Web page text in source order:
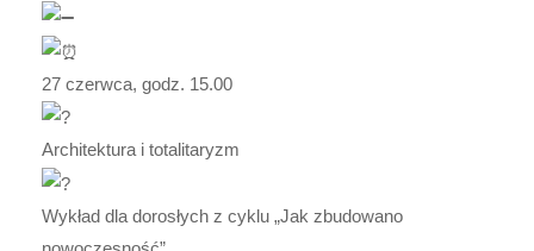
27 czerwca, godz. 15.00
Architektura i totalitaryzm
Wykład dla dorosłych z cyklu „Jak zbudowano